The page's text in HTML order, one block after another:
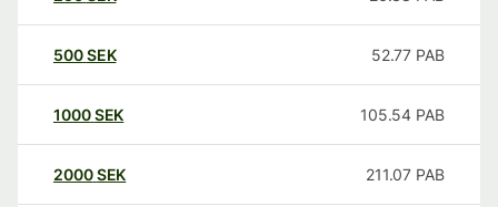
500SEK 52.77 PAB
1000SEK 105.54 PAB
2000SEK 211.07 PAB